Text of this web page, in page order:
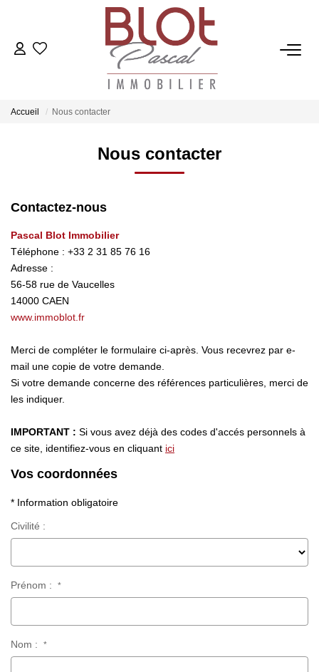
ACCUEIL
ESTIMER
NOTRE AGENCE
Nos Avis
Montant Des Frais De Notaire
Montant Des Mensualités
Accueil Nous contacter
Nous contacter
Contactez-nous
Pascal Blot Immobilier
Téléphone : +33 2 31 85 76 16
Adresse :
56-58 rue de Vaucelles
14000 CAEN
www.immoblot.fr
Merci de compléter le formulaire ci-après. Vous recevrez par e-
mail une copie de votre demande.
Si votre demande concerne des références particulières, merci de
les indiquer.
IMPORTANT : Si vous avez déjà des codes d'accés personnels à
ce site, identifiez-vous en cliquant ici
Vos coordonnées
* Information obligatoire
Civilité :
Prénom : *
Nom : *